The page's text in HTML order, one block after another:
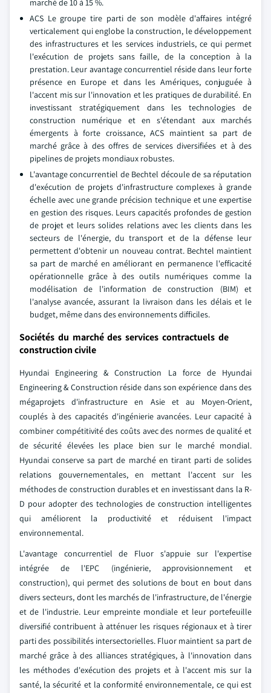
marché de 10 à 15 %.
ACS Le groupe tire parti de son modèle d'affaires intégré
verticalement qui englobe la construction, le développement
des infrastructures et les services industriels, ce qui permet
l'exécution de projets sans faille, de la conception à la
prestation. Leur avantage concurrentiel réside dans leur forte
présence en Europe et dans les Amériques, conjuguée à
l'accent mis sur l'innovation et les pratiques de durabilité. En
investissant stratégiquement dans les technologies de
construction numérique et en s'étendant aux marchés
émergents à forte croissance, ACS maintient sa part de
marché grâce à des offres de services diversifiées et à des
pipelines de projets mondiaux robustes.
L'avantage concurrentiel de Bechtel découle de sa réputation
d'exécution de projets d'infrastructure complexes à grande
échelle avec une grande précision technique et une expertise
en gestion des risques. Leurs capacités profondes de gestion
de projet et leurs solides relations avec les clients dans les
secteurs de l'énergie, du transport et de la défense leur
permettent d'obtenir un nouveau contrat. Bechtel maintient
sa part de marché en améliorant en permanence l'efficacité
opérationnelle grâce à des outils numériques comme la
modélisation de l'information de construction (BIM) et
l'analyse avancée, assurant la livraison dans les délais et le
budget, même dans des environnements difficiles.
Sociétés du marché des services contractuels de
construction civile
Hyundai Engineering & Construction La force de Hyundai
Engineering & Construction réside dans son expérience dans des
mégaprojets d'infrastructure en Asie et au Moyen-Orient,
couplés à des capacités d'ingénierie avancées. Leur capacité à
combiner compétitivité des coûts avec des normes de qualité et
de sécurité élevées les place bien sur le marché mondial.
Hyundai conserve sa part de marché en tirant parti de solides
relations gouvernementales, en mettant l'accent sur les
méthodes de construction durables et en investissant dans la R-
D pour adopter des technologies de construction intelligentes
qui améliorent la productivité et réduisent l'impact
environnemental.
L'avantage concurrentiel de Fluor s'appuie sur l'expertise
intégrée de l'EPC (ingénierie, approvisionnement et
construction), qui permet des solutions de bout en bout dans
divers secteurs, dont les marchés de l'infrastructure, de l'énergie
et de l'industrie. Leur empreinte mondiale et leur portefeuille
diversifié contribuent à atténuer les risques régionaux et à tirer
parti des possibilités intersectorielles. Fluor maintient sa part de
marché grâce à des alliances stratégiques, à l'innovation dans
les méthodes d'exécution des projets et à l'accent mis sur la
santé, la sécurité et la conformité environnementale, ce qui est